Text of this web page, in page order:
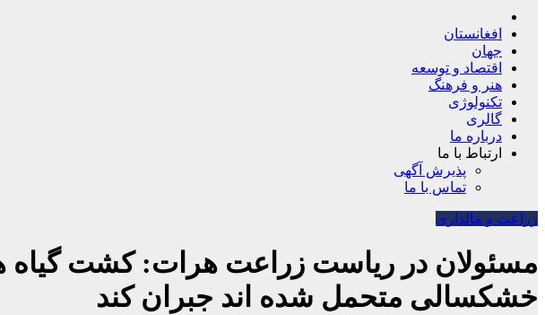
افغانستان
جهان
اقتصاد و توسعه
هنر و فرهنگ
تکنولوژی
گالری
درباره ما
ارتباط با ما
پذیرش آگهی
تماس با ما
زراعت و مالداری
مسئولان در ریاست زراعت هرات: کشت گیاه
خشکسالی متحمل شده اند جبران کند